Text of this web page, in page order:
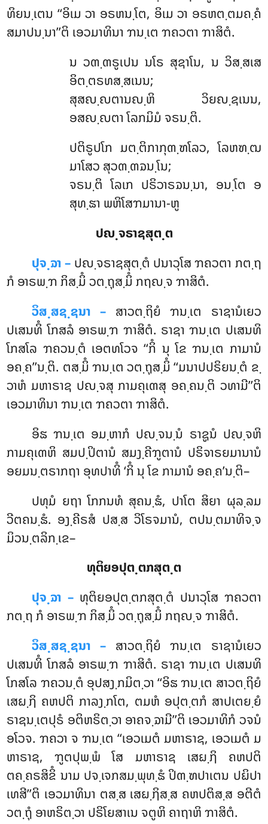
ທິຍນ຺ເຕນ ‘‘ອິເມ ວາ ອຣຫນ຺ໂຕ, ອິເມ ວາ ອຣຫຕ຺ຕມຄ຺ຄໍ
ສມາປນ຺ນາ’’ຕິ ເອວມາທິນາ ຠນ຺ເຕ ຠຄວຕາ ຠາສິຕໍ.
ນ ວຓ຺ຓຣູເປນ ນໂຣ ສຸຊາໂນ, ນ ວິສ຺ສເສ
ອິຕ຺ຕຣທສ຺ສເນນ;
ສຸສຎ຺ຎຕານຎ຺ຫິ ວິຍຎ຺ຊເນນ,
ອສຎ຺ຎຕາ ໂລກມິມໍ ຈຣນ຺ຕິ.
ປຕິຣູປໂກ ມຕ຺ຕິກາກຸຓ຺ຑໂລວ, ໂລຫຑ຺ຒ
ມາໂສວ ສຸວຓ຺ຓຉນ຺ໂນ;
ຈຣນ຺ຕິ ໂລເກ ປຣິວາຣຉນ຺ນາ, ອນ຺ໂຕ ອ
ສຸທ຺ຘາ ພຫິໂສຠມານາ-ຫູ
ປຎ຺ຈຣາຊສຸຕ຺ຕ
ປຸຈ຺ຉາ – ປຎ຺ຈຣາຊສຸຕ຺ຕໍ ປນາວຸໂສ ຠຄວຕາ ກຕ຺ຖ
ກໍ ອາຣພ຺ຠ ກິສ຺ມິໍ ວຕ຺ຖຸສ຺ມິໍ ກຖຎ຺ຈ ຠາສິຕໍ.
ວິສ຺ສຊ຺ຊນາ – ສາວຕ຺ຖິຍໍ ຠນ຺ເຕ ຣາຊານໍເຍວ
ປເສນທິໍ ໂກສລໍ ອາຣພ຺ຠ ຠາສິຕໍ. ຣາຊາ ຠນ຺ເຕ ປເສນທິ
ໂກສໂລ ຠຄວນ຺ຕໍ ເອຕທໂວຈ ‘‘ກິໍ ນຸ ໂຂ ຠນ຺ເຕ ກາມານໍ
ອຄ຺ຄ’’ນ຺ຕິ. ຕສ຺ມິໍ ຠນ຺ເຕ ວຕ຺ຖຸສ຺ມິໍ ‘‘ມນາປປຣິຍນ຺ຕໍ ຂ຺
ວາຫໍ ມຫາຣາຊ ປຎ຺ຈສຸ ກາມຄຸເຓສຸ ອຄ຺ຄນ຺ຕິ ວທາມີ’’ຕິ
ເອວມາທິນາ ຠນ຺ເຕ ຠຄວຕາ ຠາສິຕໍ.
ອິຘຠນ຺ເຕ ອມ຺ຫາກໍ ປຎ຺ຈນ຺ນໍ ຣາຊູນໍ ປຎ຺ຈຫິ
ກາມຄຸເຓຫິ ສມປ຺ປິຕານໍ ສມງ຺ຄີຠູຕານໍ ປຣິຈາຣຍມານານໍ
ອຍມນ຺ຕຣາກຖາ ອຸທປາທິໍ ‘ກິໍ ນຸ ໂຂ ກາມານໍ ອຄ຺ຄ’ນ຺ຕິ–
ປທຸມໍ ຍຖາ ໂກກນທໍ ສຸຄນ຺ຘໍ, ປາໂຕ ສິຍາ ຜຸລ຺ລມ
ວີຕຄນ຺ຘໍ. ອງ຺ຄີຣສໍ ປສ຺ສ ວິໂຣຈມານໍ, ຕປນ຺ຕມາທິຈ຺ຈ
ມິວນ຺ຕລິກ຺ເຂ–
ທຸຕິຍອປຸຕ຺ຕກສຸຕ຺ຕ
ປຸຈ຺ຉາ –ທຸຕິຍອປຸຕ຺ຕກສຸຕ຺ຕໍ ປນາວຸໂສ ຠຄວຕາ
ກຕ຺ຖ ກໍ ອາຣພ຺ຠ ກິສ຺ມິໍ ວຕ຺ຖຸສ຺ມິໍ ກຖຎ຺ຈ ຠາສິຕໍ.
ວິສ຺ສຊ຺ຊນາ – ສາວຕ຺ຖິຍໍ ຠນ຺ເຕ ຣາຊານໍເຍວ
ປເສນທິໍ ໂກສລໍ ອາຣພ຺ຠ ຠາສິຕໍ. ຣາຊາ ຠນ຺ເຕ ປເສນທິ
ໂກສໂລ ຠຄວນ຺ຕໍ ອຸປສງ຺ກມິຕ຺ວາ ‘‘ອິຘ ຠນ຺ເຕ ສາວຕ຺ຖິຍໍ
ເສຏ຺ຐິ ຄຫປຕິ ກາລງ຺ກໂຕ, ຕມຫໍ ອປຸຕ຺ຕກໍ ສາປເຕຍ຺ຍໍ
ຣາຊນ຺ເຕປຸຣໍ ອຕິຫຣິຕ຺ວາ ອາຄຈ຺ຉາມີ’’ຕິ ເອວມາທິກໍ ວຈນໍ
ອໂວຈ. ຠຄວາ ຈ ຠນ຺ເຕ ‘‘ເອວເມຕໍ ມຫາຣາຊ, ເອວເມຕໍ ມ
ຫາຣາຊ, ຠູຕປຸພ຺ພໍ ໂສ ມຫາຣາຊ ເສຏ຺ຐິ ຄຫປຕິ
ຕຄ຺ຄຣສິຂິໍ ນາມ ປຈ຺ເຈກສມ຺ພຸທ຺ຘໍ ປິຓ຺ຑປາເຕນ ປຏິປາ
ເທສີ’’ຕິ ເອວມາທິນາ ຕສ຺ສ ເສຏ຺ຐິສ຺ສ ຄຫປຕິສ຺ສ ອຕີຕໍ
ວຕ຺ຖຸໍ ອາຫຣິຕ຺ວາ ປຣິໂຍສາເນ ຈຕູຫິ ຄາຖາຫິ ຠາສິຕໍ.